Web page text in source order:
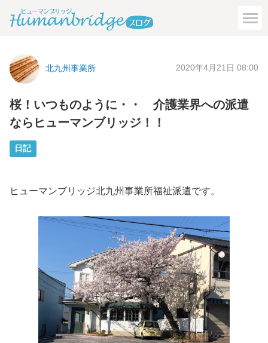
北九州事業所 2020年4月21日 08:00
桜！いつものように・・ 介護業界への派遣
ならヒューマンブリッジ！！
日記
ヒューマンブリッジ北九州事業所福祉派遣です。